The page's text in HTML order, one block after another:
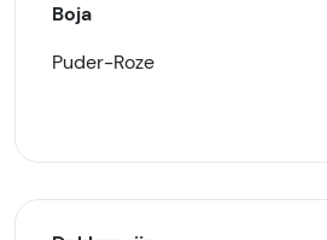
Boja
Puder-Roze